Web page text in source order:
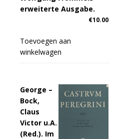
erweiterte Ausgabe.
€10.00
Toevoegen aan
winkelwagen
George –
Bock,
Claus
Victor u.A.
(Red.). Im